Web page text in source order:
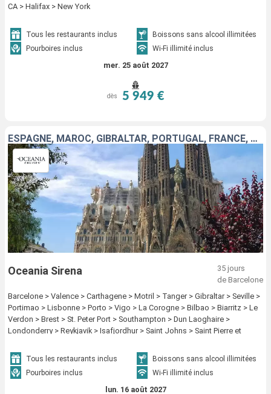
CA > Halifax > New York
Tous les restaurants inclus
Boissons sans alcool illimitées
Pourboires inclus
Wi-Fi illimité inclus
mer. 25 août 2027
dès 5 949 €
ESPAGNE, MAROC, GIBRALTAR, PORTUGAL, FRANCE, ROYAUME-UNI, IRLANDE, ISLANDE, ANTIGUA-ET-BARBUDA, CANADA, ÉTATS-UNIS
Oceania Sirena
35 jours
de Barcelone
Barcelone > Valence > Carthagene > Motril > Tanger > Gibraltar > Seville >
Portimao > Lisbonne > Porto > Vigo > La Corogne > Bilbao > Biarritz > Le
Verdon > Brest > St. Peter Port > Southampton > Dun Laoghaire >
Londonderry > Reykjavik > Isafjordhur > Saint Johns > Saint Pierre et
Tous les restaurants inclus
Boissons sans alcool illimitées
Pourboires inclus
Wi-Fi illimité inclus
lun. 16 août 2027